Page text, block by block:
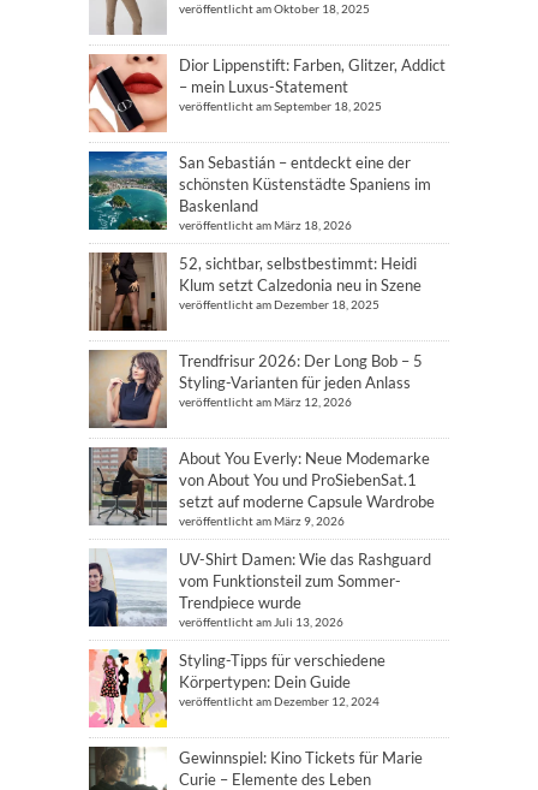
veröffentlicht am Oktober 18, 2025
Dior Lippenstift: Farben, Glitzer, Addict
– mein Luxus-Statement
veröffentlicht am September 18, 2025
San Sebastián – entdeckt eine der
schönsten Küstenstädte Spaniens im
Baskenland
veröffentlicht am März 18, 2026
52, sichtbar, selbstbestimmt: Heidi
Klum setzt Calzedonia neu in Szene
veröffentlicht am Dezember 18, 2025
Trendfrisur 2026: Der Long Bob – 5
Styling-Varianten für jeden Anlass
veröffentlicht am März 12, 2026
About You Everly: Neue Modemarke
von About You und ProSiebenSat.1
setzt auf moderne Capsule Wardrobe
veröffentlicht am März 9, 2026
UV-Shirt Damen: Wie das Rashguard
vom Funktionsteil zum Sommer-
Trendpiece wurde
veröffentlicht am Juli 13, 2026
Styling-Tipps für verschiedene
Körpertypen: Dein Guide
veröffentlicht am Dezember 12, 2024
Gewinnspiel: Kino Tickets für Marie
Curie – Elemente des Leben